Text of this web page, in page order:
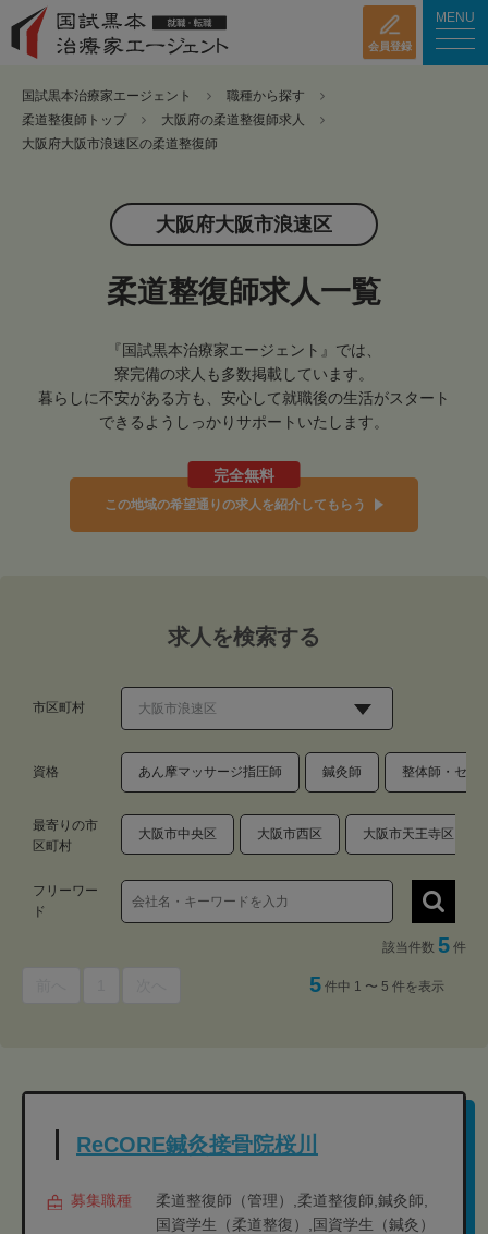
会員登録
MENU
国試黒本治療家エージェント
職種から探す
柔道整復師トップ
大阪府の柔道整復師求人
大阪府大阪市浪速区の柔道整復師
大阪府大阪市浪速区
柔道整復師求人一覧
『国試黒本治療家エージェント』では、
寮完備の求人も多数掲載しています。
暮らしに不安がある方も、安心して就職後の生活がスタート
できるようしっかりサポートいたします。
完全無料
この地域の希望通りの求人を紹介してもらう
求人を検索する
市区町村
資格 あん摩マッサージ指圧師 鍼灸師 整体師・セラ
最寄りの市
区町村
大阪市中央区 大阪市西区 大阪市天王寺区
フリーワー
ド
該当件数 5 件
5 件中 1 〜 5 件を表示
ReCORE鍼灸接骨院桜川
募集職種
柔道整復師（管理）,柔道整復師,鍼灸師,
国資学生（柔道整復）,国資学生（鍼灸）